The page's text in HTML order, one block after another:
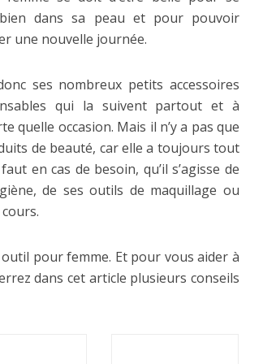
dans sa peau et pour pouvoir
une nouvelle journée.
ses nombreux petits accessoires
qui la suivent partout et à
quelle occasion. Mais il n’y a pas que
de beauté, car elle a toujours tout
faut en cas de besoin, qu’il s’agisse de
de ses outils de maquillage ou
pour femme. Et pour vous aider à
dans cet article plusieurs conseils